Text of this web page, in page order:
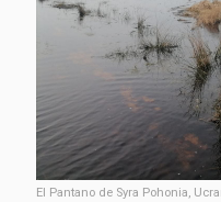
El Pantano de Syra Pohonia,